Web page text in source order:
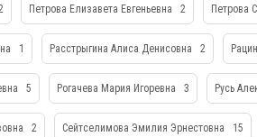
Петрова Елизавета Евгеньевна 2 Петрова
1 Расстрыгина Алиса Денисовна 2
5 Рогачева Мария Игоревна 3 Русь
2 Сейтселимова Эмилия Эрнестовна 15